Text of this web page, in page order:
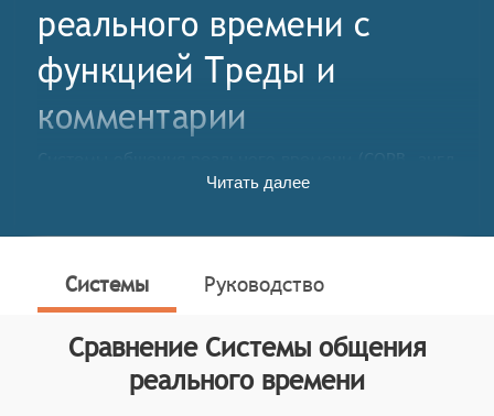
реального времени c
функцией Треды и
комментарии
Real-time Conversation Systems, RTC) – это комплекс
обеспечивающий синхронную передачу аудио,
через интернет, поддерживающий индивидуальные
и групповые сессии, обеспечивающий мгновенную
коммуникацию и интеграцию с различными
устройствами для применения в корпоративной
среде, онлайн-образовании, клиентском сервисе и
Читать далее
Системы Руководство
Сравнение Системы общения
реального времени